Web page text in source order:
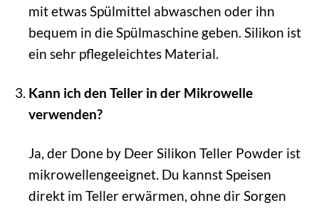
mit etwas Spülmittel abwaschen oder ihn
bequem in die Spülmaschine geben. Silikon ist
ein sehr pflegeleichtes Material.
Kann ich den Teller in der Mikrowelle
verwenden?
Ja, der Done by Deer Silikon Teller Powder ist
mikrowellengeeignet. Du kannst Speisen
direkt im Teller erwärmen, ohne dir Sorgen